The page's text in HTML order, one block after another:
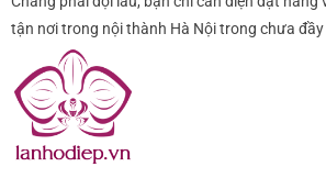
tận nơi trong nội thành Hà Nội trong chưa đầy